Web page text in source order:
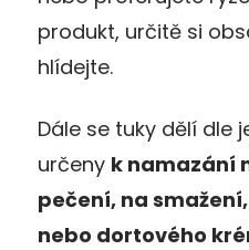
produkt, určitě si
hlídejte.
Dále se tuky dělí dle
určeny k namazání
pečení, na
nebo dortového